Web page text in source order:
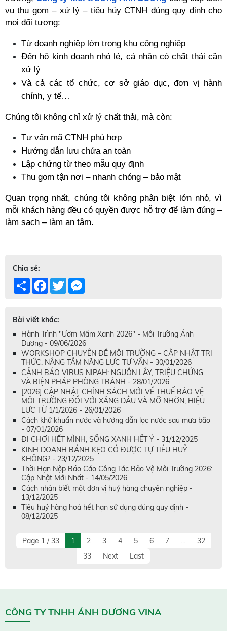
vụ thu gom – xử lý – tiêu hủy CTNH đúng quy định cho
mọi đối tượng:
Từ doanh nghiệp lớn trong khu công nghiệp
Đến hộ kinh doanh nhỏ lẻ, cá nhân có chất thải cần
xử lý
Và cả các tổ chức, cơ sở giáo dục, đơn vị hành
chính, y tế…
Chúng tôi không chỉ xử lý chất thải, mà còn:
Tư vấn mã CTNH phù hợp
Hướng dẫn lưu chứa an toàn
Lập chứng từ theo mẫu quy định
Thu gom tận nơi – nhanh chóng – bảo mật
Quan trọng nhất, chúng tôi không phân biệt lớn nhỏ, vì
mỗi khách hàng đều có quyền được hỗ trợ để làm đúng –
làm sạch – làm an tâm.
Chia sẻ:
Share Facebook
Twitter
Bài viết khác:
Hành Trình "Ươm Mầm Xanh 2026" - Môi Trường Ánh
Dương - 09/06/2026
WORKSHOP CHUYÊN ĐỀ MÔI TRƯỜNG – CẬP NHẬT TRI
THỨC, NÂNG TẦM NĂNG LỰC TƯ VẤN - 30/01/2026
CẢNH BÁO VIRUS NIPAH: NGUỒN LÂY, TRIỆU CHỨNG
VÀ BIỆN PHÁP PHÒNG TRÁNH - 28/01/2026
[2026] CẬP NHẬT CHÍNH SÁCH MỚI VỀ THUẾ BẢO VỆ
MÔI TRƯỜNG ĐỐI VỚI XĂNG DẦU VÀ MỠ NHỜN, HIỆU
LỰC TỪ 1/1/2026 - 26/01/2026
Cách khử khuẩn nước và hướng dẫn lọc nước sau mưa bão
- 07/01/2026
ĐI CHƠI HẾT MÌNH, SỐNG XANH HẾT Ý - 31/12/2025
KINH DOANH BÁNH KẸO CÓ ĐƯỢC TỰ TIÊU HUỶ
KHÔNG? - 23/12/2025
Thời Hạn Nộp Báo Cáo Công Tác Bảo Vệ Môi Trường 2026:
Cập Nhật Mới Nhất - 14/05/2026
Cách nhận biết một đơn vị huỷ hàng chuyên nghiệp -
13/12/2025
Tiêu huỷ hàng hoá hết hạn sử dụng đúng quy định -
08/12/2025
Page 1 / 33 1 2 3 4 5 6 7 ...
32
33
Next Last
CÔNG TY TNHH ÁNH DƯƠNG VINA